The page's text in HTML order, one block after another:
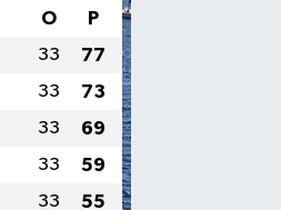
O P
33 77
33 73
33 69
33 59
33 55